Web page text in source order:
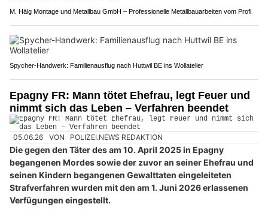
M. Hälg Montage und Metallbau GmbH – Professionelle Metallbauarbeiten vom Profi
Spycher-Handwerk: Familienausflug nach Huttwil BE ins Wollatelier
Epagny FR: Mann tötet Ehefrau, legt Feuer und
nimmt sich das Leben – Verfahren beendet
05.06.26 VON POLIZEI.NEWS REDAKTION
Die gegen den Täter des am 10. April 2025 in Epagny
begangenen Mordes sowie der zuvor an seiner Ehefrau und
seinen Kindern begangenen Gewalttaten eingeleiteten
Strafverfahren wurden mit den am 1. Juni 2026 erlassenen
Verfügungen eingestellt.